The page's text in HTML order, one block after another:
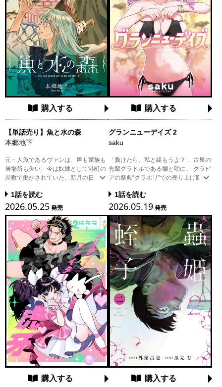
購入する
【単話売り】魚と水の森
本郷地下
元・人魚であるヴァンは、声も家族も
居場所も失い、今は奴隷として港町の
屋敷で働かされていた。新月の日、呪
一の島民・イェンスと出会う。彼は今
まで出会ったどんな人間より優しく思
慮深い男だった。たまに会っては食事
を共にし、穏やかな時間を過ごしてい
たある日、イェンスから身請けを打診
される。「僕が住む島に君が来るに
は、僕の伴侶になる必要があるんだ
――」 孤独な青年と元・人魚が織り
なす、感動のヒーリングファンタジ
ー。 ※この商品は『魚と水の森』単
行本の内容を話ごとに分割したものに
なります。
1話を読む
購入する
グランニューデイズ 2
saku
「負けたら、私と組もうよ？」 古巣の
先輩グラドルである爛と明に、 グラビ
アの祭典“グラホリ”での売り上げ勝負
明の後輩で、距離感バグ過激娘の紅。
フォロワー60万人の巨乳美女・モーち
ゃん。 13歳の風夏が憧れたレジェン
ド・流水おと。 様々な役者が揃う中、
グラビアファンたちが集う一大イベン
トが開幕!!
1話を読む
2026.05.25 発売
購入する
2026.05.19 発売
購入する